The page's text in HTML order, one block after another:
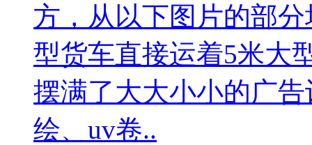
方，从以下图片的部
型货车直接运着5米大
摆满了大大小小的广
绘、uv卷..